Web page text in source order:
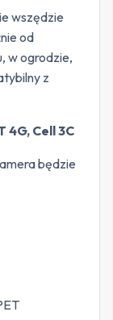
wszędzie
od
w ogrodzie,
z
4G, Cell 3C
będzie